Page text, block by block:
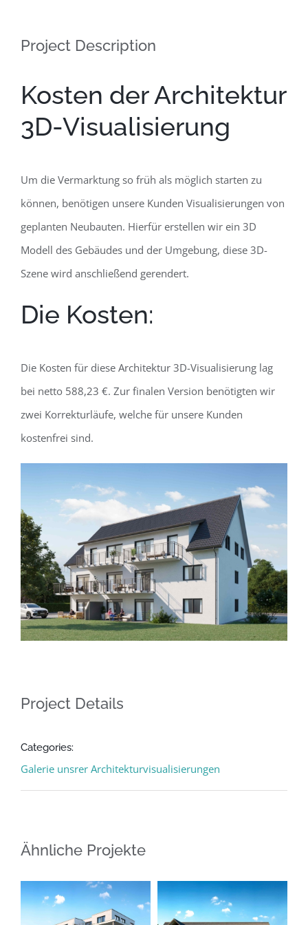
Project Description
Kosten der Architektur
3D-Visualisierung
Um die Vermarktung so früh als möglich starten zu
können, benötigen unsere Kunden Visualisierungen von
geplanten Neubauten. Hierfür erstellen wir ein 3D
Modell des Gebäudes und der Umgebung, diese 3D-
Szene wird anschließend gerendert.
Die Kosten:
Die Kosten für diese Architektur 3D-Visualisierung lag
bei netto 588,23 €. Zur finalen Version benötigten wir
zwei Korrekturläufe, welche für unsere Kunden
kostenfrei sind.
Project Details
Categories:
Galerie unsrer Architekturvisualisierungen
Ähnliche Projekte